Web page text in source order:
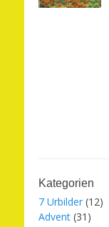
Kategorien
7 Urbilder (12)
Advent (31)